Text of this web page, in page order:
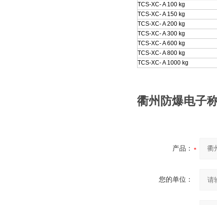
TCS-XC- A 100 kg
TCS-XC- A 150 kg
TCS-XC- A 200 kg
TCS-XC- A 300 kg
TCS-XC- A 600 kg
TCS-XC- A 800 kg
TCS-XC- A 1000 kg
衢州防爆电子
产品：
您的单位：